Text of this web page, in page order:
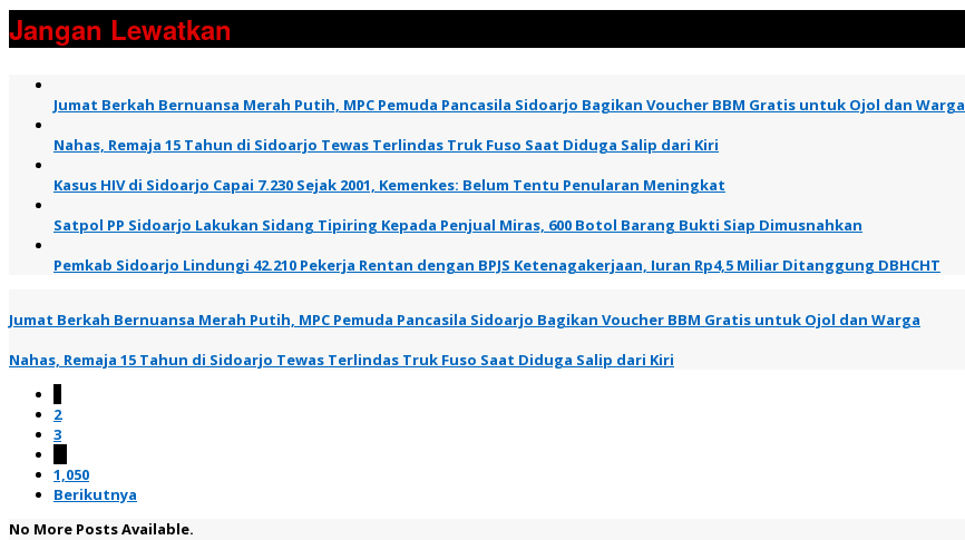
Jangan Lewatkan
Jumat Berkah Bernuansa Merah Putih, MPC Pemuda Pancasila Sidoarjo Bagikan Voucher BBM Gratis untuk Ojol dan Warga
Nahas, Remaja 15 Tahun di Sidoarjo Tewas Terlindas Truk Fuso Saat Diduga Salip dari Kiri
Kasus HIV di Sidoarjo Capai 7.230 Sejak 2001, Kemenkes: Belum Tentu Penularan Meningkat
Satpol PP Sidoarjo Lakukan Sidang Tipiring Kepada Penjual Miras, 600 Botol Barang Bukti Siap Dimusnahkan
Pemkab Sidoarjo Lindungi 42.210 Pekerja Rentan dengan BPJS Ketenagakerjaan, Iuran Rp4,5 Miliar Ditanggung DBHCHT
Jumat Berkah Bernuansa Merah Putih, MPC Pemuda Pancasila Sidoarjo Bagikan Voucher BBM Gratis untuk Ojol dan Warga
Nahas, Remaja 15 Tahun di Sidoarjo Tewas Terlindas Truk Fuso Saat Diduga Salip dari Kiri
2
3
1,050
Berikutnya
No More Posts Available.